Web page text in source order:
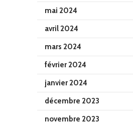
mai 2024
avril 2024
mars 2024
février 2024
janvier 2024
décembre 2023
novembre 2023